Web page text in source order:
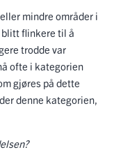
mindre områder i
blitt flinkere til å
trodde var
ofte i kategorien
gjøres på dette
denne kategorien,